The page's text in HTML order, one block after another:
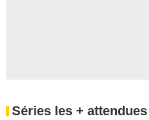
Séries les + attendues